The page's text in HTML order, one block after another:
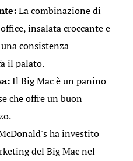
La combinazione di
insalata croccante e
consistenza
il palato.
Il Big Mac è un panino
che offre un buon
ha investito
del Big Mac nel